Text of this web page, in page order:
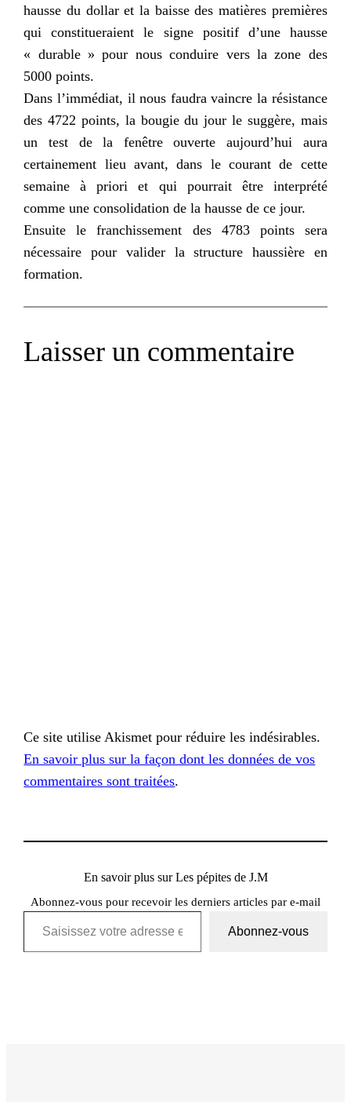
hausse du dollar et la baisse des matières premières
qui constitueraient le signe positif d’une hausse
« durable » pour nous conduire vers la zone des
5000 points.
Dans l’immédiat, il nous faudra vaincre la résistance
des 4722 points, la bougie du jour le suggère, mais
un test de la fenêtre ouverte aujourd’hui aura
certainement lieu avant, dans le courant de cette
semaine à priori et qui pourrait être interprété
comme une consolidation de la hausse de ce jour.
Ensuite le franchissement des 4783 points sera
nécessaire pour valider la structure haussière en
formation.
Laisser un commentaire
Ce site utilise Akismet pour réduire les indésirables.
En savoir plus sur la façon dont les données de vos
commentaires sont traitées.
En savoir plus sur Les pépites de J.M
Abonnez-vous pour recevoir les derniers articles par e-mail
Saisissez votre adresse e-mail…
Abonnez-vous